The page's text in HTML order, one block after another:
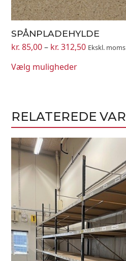
SPÅNPLADEHYLDE
kr. 85,00 – kr. 312,50Prisinterval:
Ekskl. moms
Vælg muligheder
RELATEREDE